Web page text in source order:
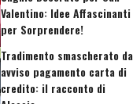
Valentino: Idee Affascinanti
per Sorprendere!
Tradimento smascherato da
avviso pagamento carta di
credito: il racconto di